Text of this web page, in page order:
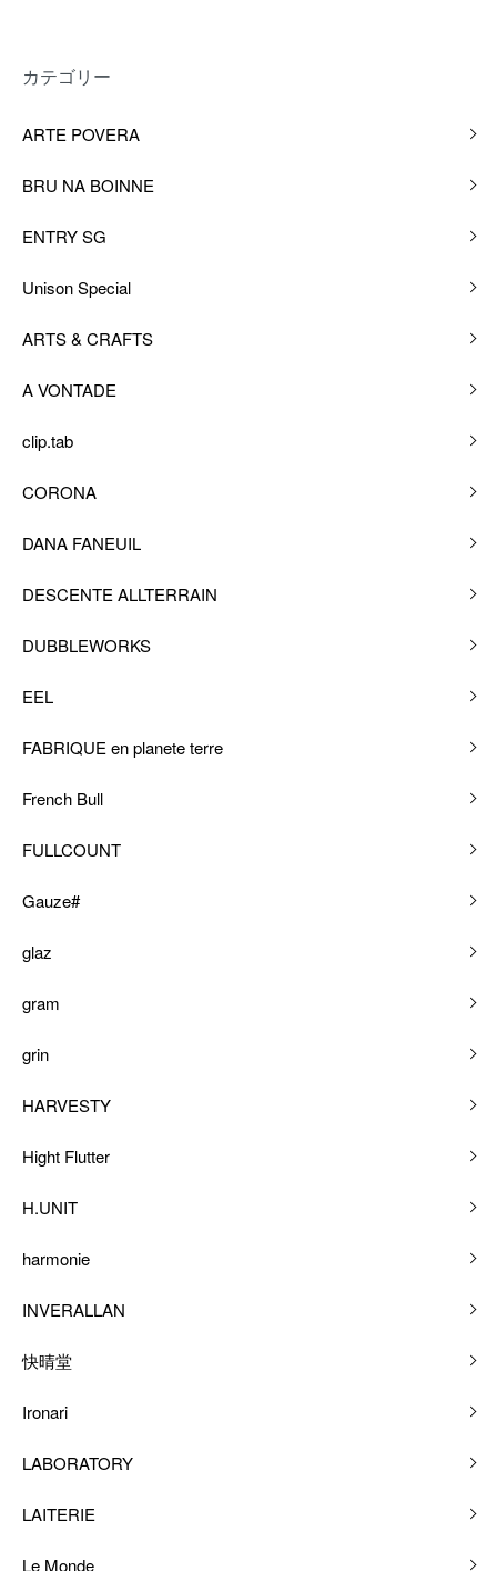
カテゴリー
ARTE POVERA
BRU NA BOINNE
ENTRY SG
Unison Special
ARTS & CRAFTS
A VONTADE
clip.tab
CORONA
DANA FANEUIL
DESCENTE ALLTERRAIN
DUBBLEWORKS
EEL
FABRIQUE en planete terre
French Bull
FULLCOUNT
Gauze#
glaz
gram
grin
HARVESTY
Hight Flutter
H.UNIT
harmonie
INVERALLAN
快晴堂
Ironari
LABORATORY
LAITERIE
Le Monde